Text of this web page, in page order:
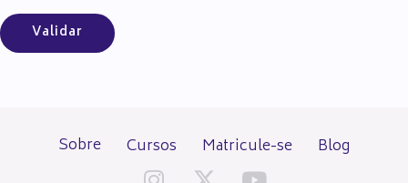
Sobre Cursos Matricule-se Blog